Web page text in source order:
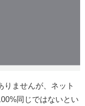
りませんが、ネット
同じではないとい